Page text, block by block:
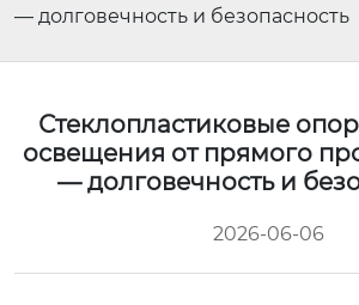
— долговечность и безопасность
Стеклопластиковые
освещения от прямого
— долговечность и
2026-06-06